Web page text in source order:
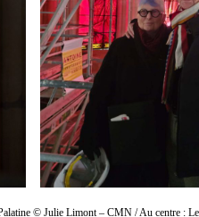
© Julie Limont – CMN / Au centre :